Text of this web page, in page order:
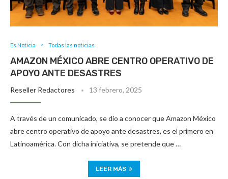
Es Noticia Todas las noticias
AMAZON MÉXICO ABRE CENTRO OPERATIVO DE
APOYO ANTE DESASTRES
Reseller Redactores 13 febrero, 2025
A través de un comunicado, se dio a conocer que Amazon México
abre centro operativo de apoyo ante desastres, es el primero en
Latinoamérica. Con dicha iniciativa, se pretende que …
LEER MÁS